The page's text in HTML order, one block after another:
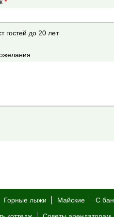
*
гостей до 20 лет
Горные лыжи Майские С